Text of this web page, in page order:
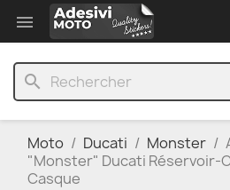

search
Moto Ducati Monster
"Monster" Ducati Réservoir-
Casque